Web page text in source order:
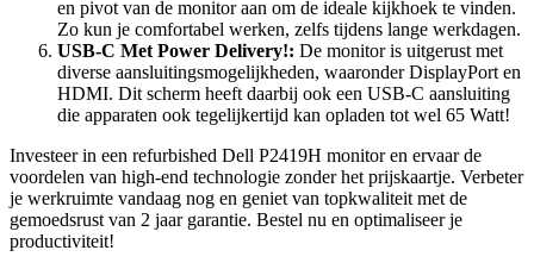
en pivot van de monitor aan om de ideale kijkhoek te vinden.
Zo kun je comfortabel werken, zelfs tijdens lange werkdagen.
USB-C Met Power Delivery!: De monitor is uitgerust met
diverse aansluitingsmogelijkheden, waaronder DisplayPort en
HDMI. Dit scherm heeft daarbij ook een USB-C aansluiting
die apparaten ook tegelijkertijd kan opladen tot wel 65 Watt!
Investeer in een refurbished Dell P2419H monitor en ervaar de
voordelen van high-end technologie zonder het prijskaartje. Verbeter
je werkruimte vandaag nog en geniet van topkwaliteit met de
gemoedsrust van 2 jaar garantie. Bestel nu en optimaliseer je
productiviteit!